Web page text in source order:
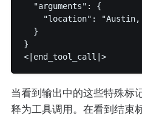
  "arguments": {
"location":
  }
}
<|end_tool_call|>
当看到输出中的这些特殊标
释为工具调用。在看到结束